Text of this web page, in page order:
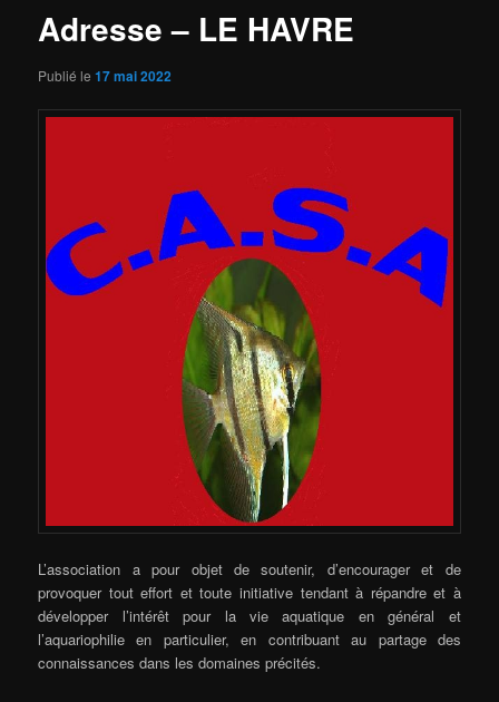
Adresse – LE HAVRE
Publié le17 mai 2022
L’association a pour objet de soutenir, d’encourager et de
provoquer tout effort et toute initiative tendant à répandre et à
développer l’intérêt pour la vie aquatique en général et
l’aquariophilie en particulier, en contribuant au partage des
connaissances dans les domaines précités.